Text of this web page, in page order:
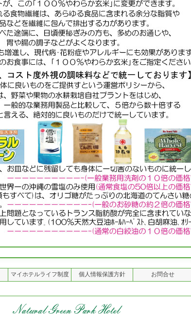
マイホテルライフ制度 個人情報保護方針 お問合せ